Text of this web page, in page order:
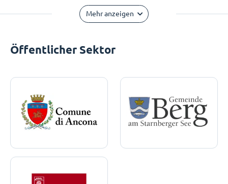
Mehr anzeigen
Öffentlicher Sektor